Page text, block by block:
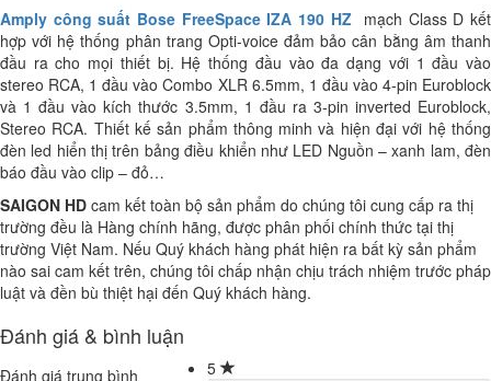
Amply công suất Bose FreeSpace IZA 190 HZ mạch Class D kết
hợp với hệ thống phân trang Opti-voice đảm bảo cân bằng âm thanh
đầu ra cho mọi thiết bị. Hệ thống đầu vào đa dạng với 1 đầu vào
stereo RCA, 1 đầu vào Combo XLR 6.5mm, 1 đầu vào 4-pin Euroblock
và 1 đầu vào kích thước 3.5mm, 1 đầu ra 3-pin inverted Euroblock,
Stereo RCA. Thiết kế sản phẩm thông minh và hiện đại với hệ thống
đèn led hiển thị trên bảng điều khiển như LED Nguồn – xanh lam, đèn
báo đầu vào clip – đỏ…
SAIGON HD cam kết toàn bộ sản phẩm do chúng tôi cung cấp ra thị
trường đều là Hàng chính hãng, được phân phối chính thức tại thị
trường Việt Nam. Nếu Quý khách hàng phát hiện ra bất kỳ sản phẩm
nào sai cam kết trên, chúng tôi chấp nhận chịu trách nhiệm trước pháp
luật và đền bù thiệt hại đến Quý khách hàng.
Đánh giá & bình luận
Đánh giá trung bình 5